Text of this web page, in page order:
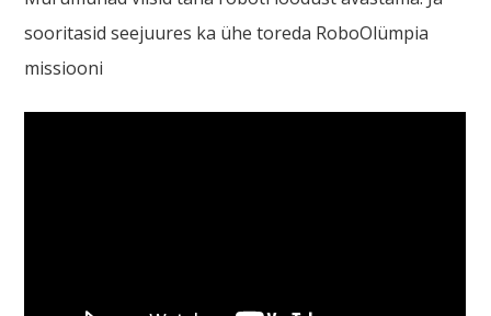
sooritasid seejuures ka ühe toreda RoboOlümpia
missiooni